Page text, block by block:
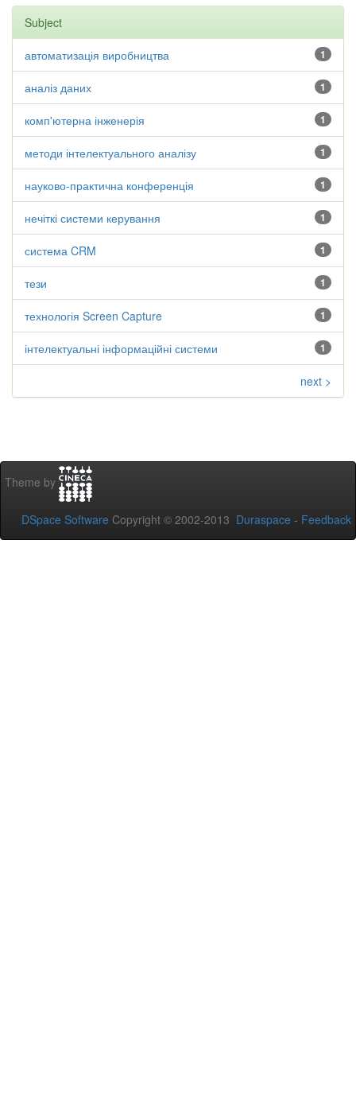
Subject
1
автоматизація виробництва
1
аналіз даних
1
комп'ютерна інженерія
1
методи інтелектуального аналізу
1
науково-практична конференція
1
нечіткі системи керування
1
система CRM
1
тези
1
технологія Screen Capture
1
інтелектуальні інформаційні системи
next >
Theme by
DSpace Software Copyright © 2002-2013 Duraspace - Feedback